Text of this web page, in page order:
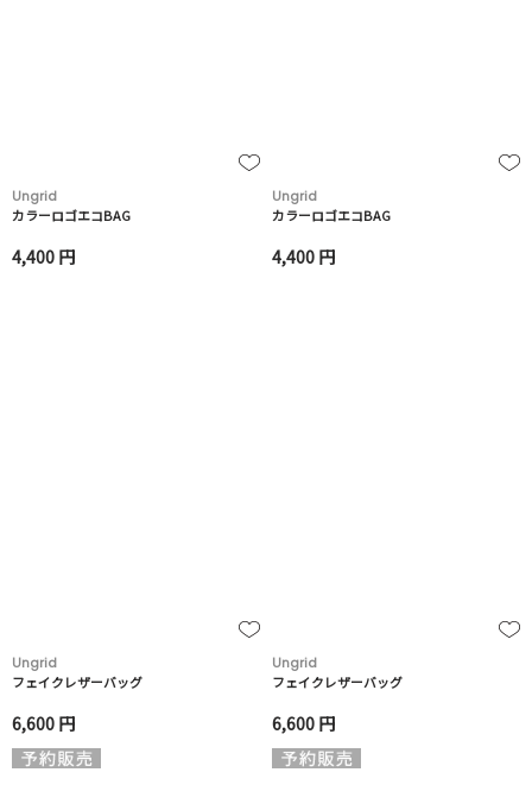
Ungrid
カラーロゴエコBAG
4,400 円
Ungrid
カラーロゴエコBAG
4,400 円
Ungrid
フェイクレザーバッグ
6,600 円
Ungrid
フェイクレザーバッグ
6,600 円